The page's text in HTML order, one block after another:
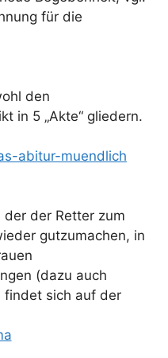
für die
den
in 5 „Akte“ gliedern.
abitur-muendlich
der Retter zum
gutzumachen, in
(dazu auch
findet sich auf der